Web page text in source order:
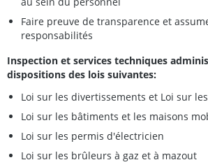
Faire preuve de transparence et
responsabilités
Inspection et services techniques
dispositions des lois suivantes:
Loi sur les divertissements et Loi sur
Loi sur les bâtiments et les maisons
Loi sur les permis d'électricien
Loi sur les brûleurs à gaz et à mazout